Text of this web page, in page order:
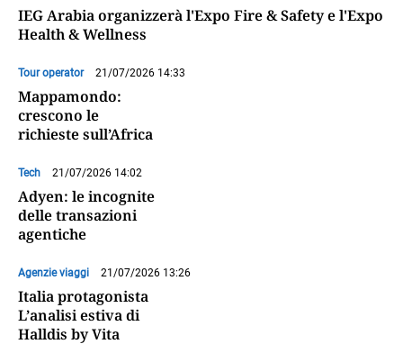
IEG Arabia organizzerà l'Expo Fire & Safety e l'Expo
Health & Wellness
Tour operator 21/07/2026 14:33
Mappamondo:
crescono le
richieste sull’Africa
Tech 21/07/2026 14:02
Adyen: le incognite
delle transazioni
agentiche
Agenzie viaggi 21/07/2026 13:26
Italia protagonista
L’analisi estiva di
Halldis by Vita